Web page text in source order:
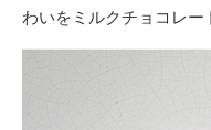
わいをミルクチョコレー